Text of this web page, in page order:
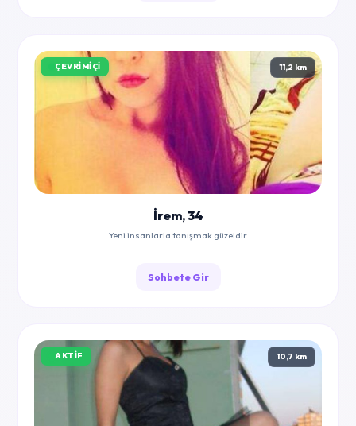
ÇEVRIMIÇI 11,2 km
İrem, 34
Yeni insanlarla tanışmak güzeldir
Sohbete Gir
AKTIF 10,7 km